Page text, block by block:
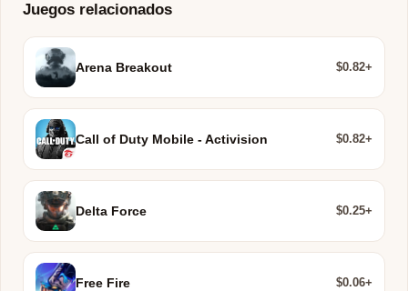
Juegos relacionados
Arena Breakout $0.82+
Call of Duty Mobile - Activision $0.82+
Delta Force $0.25+
Free Fire $0.06+